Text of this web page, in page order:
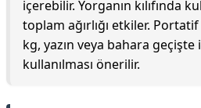
içerebilir. Yorganın kılıfında
toplam ağırlığı etkiler.
kg, yazın veya bahara geçişte
kullanılması önerilir.